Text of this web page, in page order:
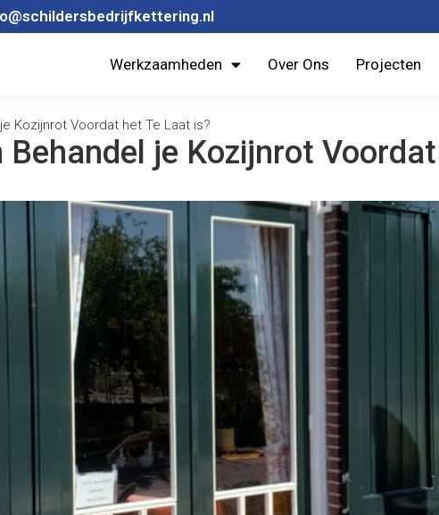
Werkzaamheden Over Ons Projecten
Kozijnrot Voordat het Te Laat is?
Behandel je Kozijnrot